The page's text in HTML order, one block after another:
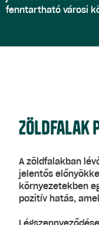
fenntartható városi
Zöldfalak
A zöldfalakban
jelentős
környezetekben
pozitív hatás,